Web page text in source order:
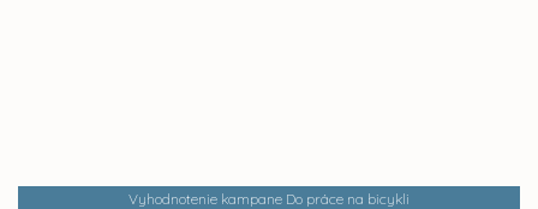
Vyhodnotenie kampane Do práce na bicykli